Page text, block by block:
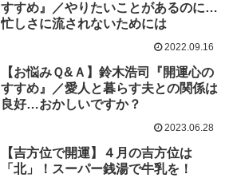
すすめ』／やりたいことがあるのに…
忙しさに流されないためには
2022.09.16
【お悩みＱ&Ａ】鈴木浩司『開運心の
すすめ』／愛人と暮らす夫との関係は
良好…おかしいですか？
2023.06.28
【吉方位で開運】４月の吉方位は
「北」！スーパー銭湯で牛乳を！